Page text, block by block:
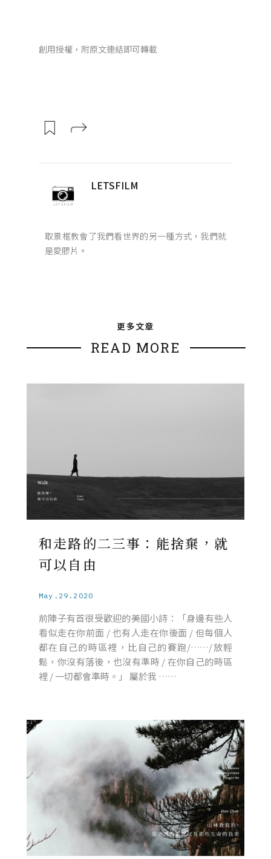
創用授權，附原文連結即可轉載
LETSFILM
取景框教會了我們看世界的另一種方式，我們就
是愛膠片。
更多文章
READ MORE
和走路的二三事：能捨棄，就
可以自由
May.29.2020
前陣子有首很受歡迎的美國小詩：「身邊有些人
看似走在你前面 / 也有人走在你後面 / 但每個人
都在自己的時區裡，比自己的賽跑/……/放輕
鬆，你沒有落後，也沒有準時 / 在你自己的時區
裡 / 一切都會準時。」 屬於我 ……